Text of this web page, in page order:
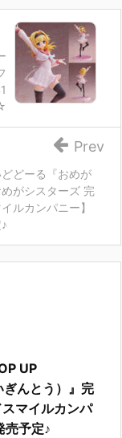
どどーる『おめが
がシスターズ 完
ルカンパニー】
Prev
UP
んとう）』完
マイルカンパ
予定♪